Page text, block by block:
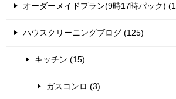
オーダーメイドプラン(9時17時パック)
ハウスクリーニングブログ (125)
キッチン (15)
ガスコンロ (3)